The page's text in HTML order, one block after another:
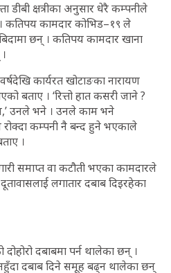
डीबी क्षत्रीका अनुसार धेरै कम्पनीले
कतिपय कामदार कोभिड–१९ ले
छन् । कतिपय कामदार खाना
कार्यरत खोटाङका नारायण
बताए । ‘रित्तो हात कसरी जाने ?
उनले भने । उनले काम भने
रोक्दा कम्पनी नै बन्द हुने भएकाले
।
समाप्त वा कटौती भएका कामदारले
लगातार दबाब दिइरहेका
दबाबमा पर्न थालेका छन् ।
नहुँदा दबाब दिने समूह बढ्न थालेका छन्